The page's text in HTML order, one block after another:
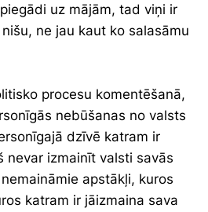
uz mājām, tad viņi ir
ne jau kaut ko salasāmu
procesu komentēšanā,
nebūšanas no valsts
dzīvē katram ir
nevar izmainīt valsti savās
apstākļi, kuros
katram ir jāizmaina sava